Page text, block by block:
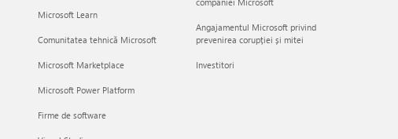
Microsoft Learn
Comunitatea tehnică Microsoft
Microsoft Marketplace
Microsoft Power Platform
Firme de software
Angajamentul Microsoft privind
prevenirea corupției și mitei
Investitori